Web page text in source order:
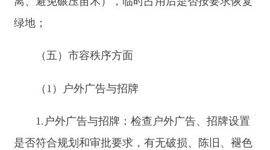
营等活动，在街道两侧、公共场地临时堆放物料
区域是否设置明显警示标识，且堆放时间、范围、
3.临时设施搭建查看：针对企业搭建的临时建
筑物、构筑物或其他经营设施，查看是否依法办理